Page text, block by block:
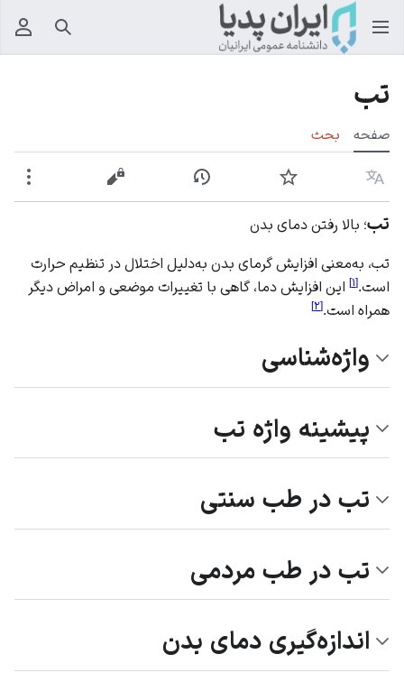
جستجو
تب
صفحه بحث
زبان پیگیری نمایش تاریخچهنمایش مبدأ
تب؛ بالا رفتن دمای بدن
تب، به‌معنی افزایش گرمای بدن به‌دلیل اختلال در تنظیم حرارت
است.[۱] این افزایش دما، گاهی با تغییرات موضعی و امراض دیگر
همراه است.[۲]
واژه‌شناسی
پیشینه واژه تب
تب در طب سنتی
تب در طب مردمی
اندازه‌گیری دمای بدن